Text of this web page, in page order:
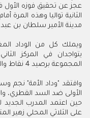
عجز عن تحقيق فوزه الأول
مدينة الأمير سلطان بن عبد
ويملك كل من الوداد
يتواجدان في المركز
المجموعة برصيد 4 نقاط والهلال في المركز الأخير بنقطة واحدة.
وافتقد "وداد الأمة" نجم
الأولى ضد السد القطري،
حين اعتمد المدرب
على الثلاثي المحلي زهير